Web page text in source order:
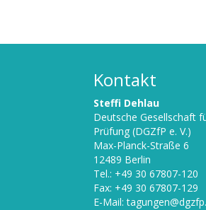
Kontakt
Steffi Dehlau
Deutsche Gesellschaft
Prüfung (DGZfP e. V.)
Max-Planck-Straße 6
12489 Berlin
Tel.: +49 30 67807-120
Fax: +49 30 67807-129
E-Mail: